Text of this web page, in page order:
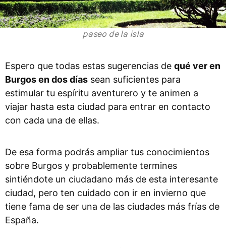
paseo de la isla
Espero que todas estas sugerencias de qué ver en
Burgos en dos días sean suficientes para
estimular tu espíritu aventurero y te animen a
viajar hasta esta ciudad para entrar en contacto
con cada una de ellas.
De esa forma podrás ampliar tus conocimientos
sobre Burgos y probablemente termines
sintiéndote un ciudadano más de esta interesante
ciudad, pero ten cuidado con ir en invierno que
tiene fama de ser una de las ciudades más frías de
España.